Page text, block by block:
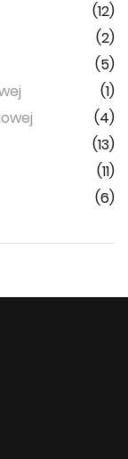
(12)
(2)
(5)
(1)
(4)
(13)
(11)
(6)